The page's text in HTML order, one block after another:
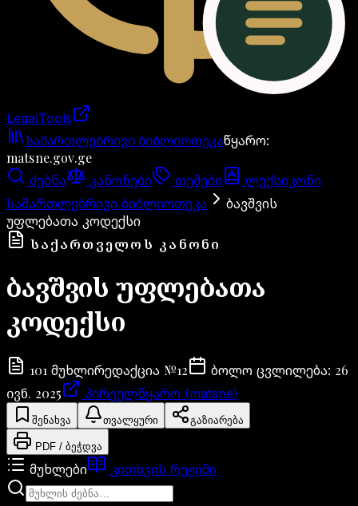
LegalTools
ანგარიში იტვირთება
სამართლებრივი ბიბლიოთეკაწყარო:
matsne.gov.ge
ძებნა კანონები თემები
ლექსიკონი
სამართლებრივი ბიბლიოთეკა
ბავშვის
უფლებათა კოდექსი
ᲡᲐᲥᲐᲠᲗᲕᲔᲚᲝᲡ ᲙᲐᲜᲝᲜᲘ
ბავშვის უფლებათა
კოდექსი
101 მუხლირედაქცია №12 ბოლო ცვლილება: 26
ივნ. 2025
პირველწყარო (matsne)
შენახვა თვალყური გაზიარება
PDF / ბეჭდვა
მუხლები კითხვის რეჟიმი